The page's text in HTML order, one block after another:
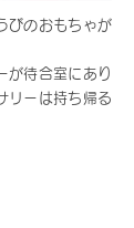
びのおもちゃが
が待合室にあり
リーは持ち帰る